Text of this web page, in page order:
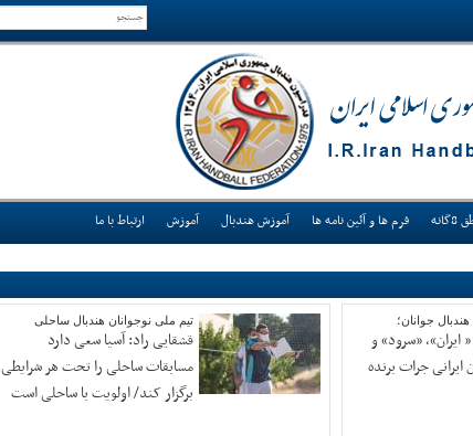
فرم ها و آئین نامه ها آموزش هندبال آموزش ارتباط با ما
جوانان؛
ایران»، «سرود» و
ایرانی جرات برنده
تیم ملی نوجوانان هندبال ساحلی
قشقایی راد: آسیا سعی دارد
مسابقات ساحلی را تحت هر شرایطی
برگزار کند/ اولویت با ساحلی است